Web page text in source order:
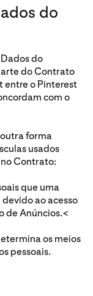
do
do
do Contrato
entre o Pinterest
com o
forma
usados
Contrato:
que uma
ao acesso
de Anúncios.<
os meios
pessoais.